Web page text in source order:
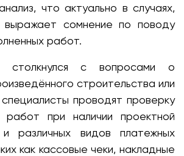
что актуально в случаях,
выражает сомнение по поводу
работ.
столкнулся с вопросами о
строительства или
проводят проверку
работ при наличии проектной
и различных видов платежных
как кассовые чеки, накладные